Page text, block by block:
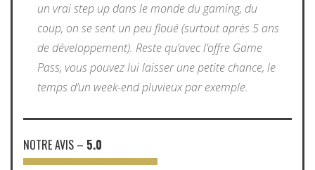
un vrai step up dans le monde du gaming, du
coup, on se sent un peu floué (surtout après 5 ans
de développement). Reste qu’avec l’offre Game
Pass, vous pouvez lui laisser une petite chance, le
temps d’un week-end pluvieux par exemple.
NOTRE AVIS – 5.0